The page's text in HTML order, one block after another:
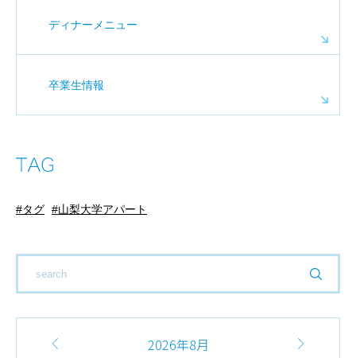
ディナーメニュー
卒業生情報
タグ 山梨大学アパート
2026年8月